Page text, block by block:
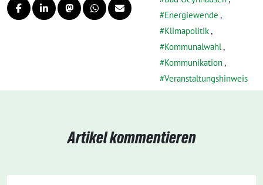
Energiewende ,
Klimapolitik,
Kommunalwahl,
Kommunikation,
Veranstaltungshinweis
Artikel kommentieren